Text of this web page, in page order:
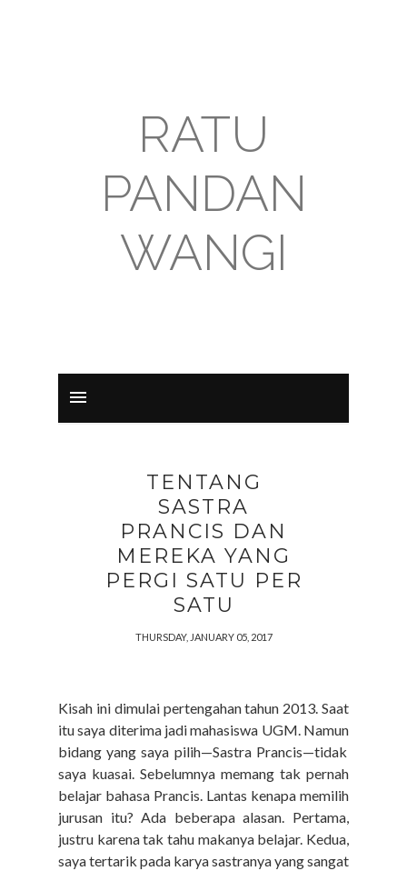
RATU
PANDAN
WANGI
TENTANG
SASTRA
PRANCIS DAN
MEREKA YANG
PERGI SATU PER
SATU
THURSDAY, JANUARY 05, 2017
Kisah ini dimulai pertengahan tahun 2013. Saat
itu saya diterima jadi mahasiswa UGM. Namun
bidang yang saya pilih—Sastra Prancis—tidak
saya kuasai. Sebelumnya memang tak pernah
belajar bahasa Prancis. Lantas kenapa memilih
jurusan itu?Ada beberapa alasan. Pertama,
justru karena tak tahu makanya belajar. Kedua,
saya tertarik pada karya sastranya yang sangat